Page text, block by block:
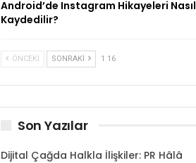
Android’de Instagram Hikayeleri Nasıl
Kaydedilir?
ÖNCEKI SONRAKI 1 16
Son Yazılar
Dijital Çağda Halkla İlişkiler: PR Hâlâ